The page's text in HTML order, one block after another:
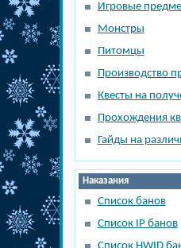
Игровые
Монстры
Питомцы
Производство
Квесты на
Прохождения
Гайды на
Наказания
Список банов
Список IP банов